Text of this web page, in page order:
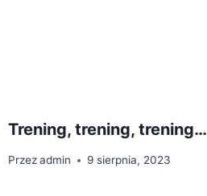
Trening, trening, trening…
Przez admin 9 sierpnia, 2023